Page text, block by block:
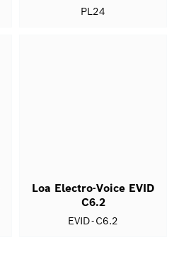
PL24
Loa Electro-Voice EVID
C6.2
EVID-C6.2